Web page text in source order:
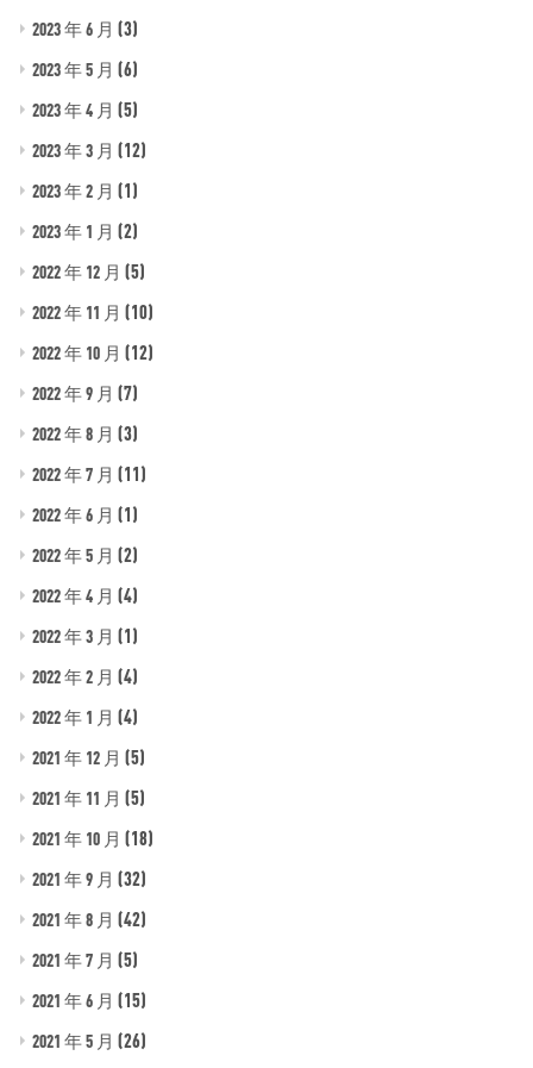
2023 年 6 月 (3)
2023 年 5 月 (6)
2023 年 4 月 (5)
2023 年 3 月 (12)
2023 年 2 月 (1)
2023 年 1 月 (2)
2022 年 12 月 (5)
2022 年 11 月 (10)
2022 年 10 月 (12)
2022 年 9 月 (7)
2022 年 8 月 (3)
2022 年 7 月 (11)
2022 年 6 月 (1)
2022 年 5 月 (2)
2022 年 4 月 (4)
2022 年 3 月 (1)
2022 年 2 月 (4)
2022 年 1 月 (4)
2021 年 12 月 (5)
2021 年 11 月 (5)
2021 年 10 月 (18)
2021 年 9 月 (32)
2021 年 8 月 (42)
2021 年 7 月 (5)
2021 年 6 月 (15)
2021 年 5 月 (26)